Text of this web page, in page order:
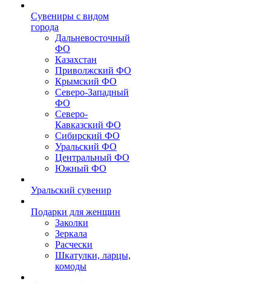
Сувениры с видом
города
Дальневосточный
ФО
Казахстан
Приволжский ФО
Крымский ФО
Северо-Западный
ФО
Северо-
Кавказский ФО
Сибирский ФО
Уральский ФО
Центральный ФО
Южный ФО
Уральский сувенир
Подарки для женщин
Заколки
Зеркала
Расчески
Шкатулки, ларцы,
комоды